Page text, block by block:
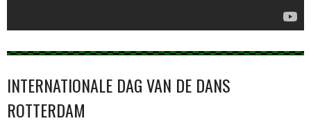
INTERNATIONALE DAG VAN DE DANS
ROTTERDAM